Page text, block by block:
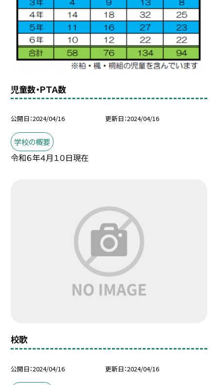
児童数・ＰＴＡ数
公開日 2024/04/16 更新日 2024/04/16
学校の概要
令和６年４月１０日現在
校歌
公開日 2024/04/16 更新日 2024/04/16